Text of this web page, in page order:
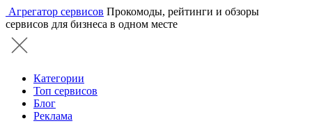
Агрегатор сервисов Прокомоды, рейтинги и обзоры
сервисов для бизнеса в одном месте
Категории
Топ сервисов
Блог
Реклама